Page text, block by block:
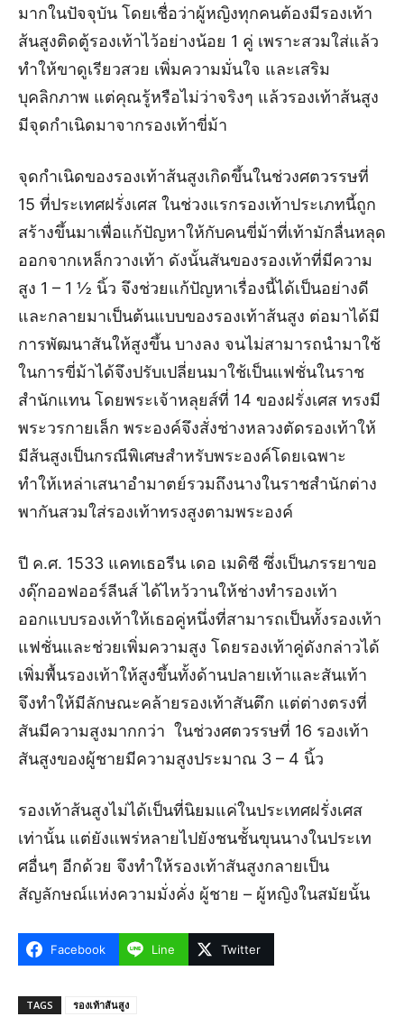
มากในปัจจุบัน โดยเชื่อว่าผู้หญิงทุกคนต้องมีรองเท้า
ส้นสูงติดตู้รองเท้าไว้อย่างน้อย 1 คู่ เพราะสวมใส่แล้ว
ทำให้ขาดูเรียวสวย เพิ่มความมั่นใจ และเสริม
บุคลิกภาพ แต่คุณรู้หรือไม่ว่าจริงๆ แล้วรองเท้าส้นสูง
มีจุดกำเนิดมาจากรองเท้าขี่ม้า
จุดกำเนิดของรองเท้าส้นสูงเกิดขึ้นในช่วงศตวรรษที่
15 ที่ประเทศฝรั่งเศส ในช่วงแรกรองเท้าประเภทนี้ถูก
สร้างขึ้นมาเพื่อแก้ปัญหาให้กับคนขี่ม้าที่เท้ามักลื่นหลุด
ออกจากเหล็กวางเท้า ดังนั้นสันของรองเท้าที่มีความ
สูง 1 – 1 ½ นิ้ว จึงช่วยแก้ปัญหาเรื่องนี้ได้เป็นอย่างดี
และกลายมาเป็นต้นแบบของรองเท้าส้นสูง ต่อมาได้มี
การพัฒนาสันให้สูงขึ้น บางลง จนไม่สามารถนำมาใช้
ในการขี่ม้าได้จึงปรับเปลี่ยนมาใช้เป็นแฟชั่นในราช
สำนักแทน โดยพระเจ้าหลุยส์ที่ 14 ของฝรั่งเศส ทรงมี
พระวรกายเล็ก พระองค์จึงสั่งช่างหลวงตัดรองเท้าให้
มีส้นสูงเป็นกรณีพิเศษสำหรับพระองค์โดยเฉพาะ
ทำให้เหล่าเสนาอำมาตย์รวมถึงนางในราชสำนักต่าง
พากันสวมใส่รองเท้าทรงสูงตามพระองค์
ปี ค.ศ. 1533 แคทเธอรีน เดอ เมดิซี ซึ่งเป็นภรรยาขอ
งดุ๊กออฟออร์ลีนส์ ได้ไหว้วานให้ช่างทำรองเท้า
ออกแบบรองเท้าให้เธอคู่หนึ่งที่สามารถเป็นทั้งรองเท้า
แฟชั่นและช่วยเพิ่มความสูง โดยรองเท้าคู่ดังกล่าวได้
เพิ่มพื้นรองเท้าให้สูงขึ้นทั้งด้านปลายเท้าและสันเท้า
จึงทำให้มีลักษณะคล้ายรองเท้าสันตึก แต่ต่างตรงที่
สันมีความสูงมากกว่า ในช่วงศตวรรษที่ 16 รองเท้า
สันสูงของผู้ชายมีความสูงประมาณ 3 – 4 นิ้ว
รองเท้าส้นสูงไม่ได้เป็นที่นิยมแค่ในประเทศฝรั่งเศส
เท่านั้น แต่ยังแพร่หลายไปยังชนชั้นขุนนางในประเท
ศอื่นๆ อีกด้วย จึงทำให้รองเท้าสันสูงกลายเป็น
สัญลักษณ์แห่งความมั่งคั่ง ผู้ชาย – ผู้หญิงในสมัยนั้น
Facebook Line Twitter
TAGS รองเท้าส้นสูง